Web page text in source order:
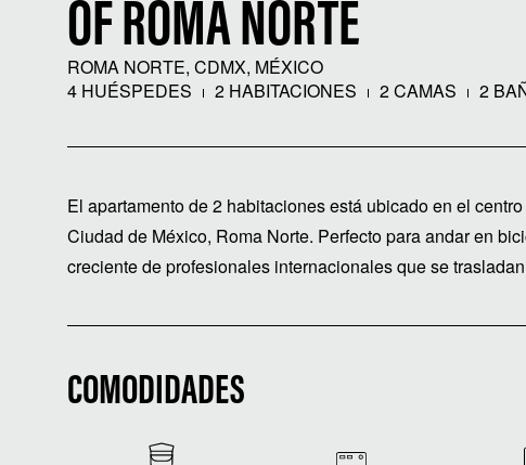
OF ROMA NORTE
ROMA NORTE, CDMX, MÉXICO
4 HUÉSPEDES
2 HABITACIONES 2 CAMAS 2
El apartamento de 2 habitaciones está ubicado en el
Ciudad de México, Roma Norte. Perfecto para andar en
creciente de profesionales internacionales que se
COMODIDADES